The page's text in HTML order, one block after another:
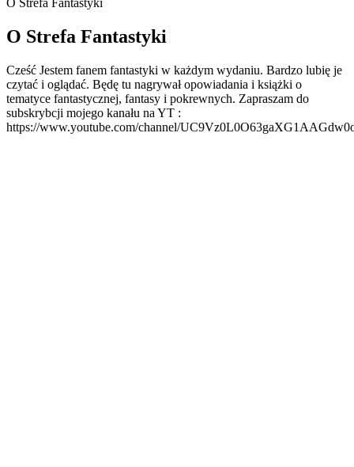
O Strefa Fantastyki
O Strefa Fantastyki
Cześć Jestem fanem fantastyki w każdym wydaniu. Bardzo lubię je
czytać i oglądać. Będę tu nagrywał opowiadania i książki o
tematyce fantastycznej, fantasy i pokrewnych. Zapraszam do
subskrybcji mojego kanału na YT :
https://www.youtube.com/channel/